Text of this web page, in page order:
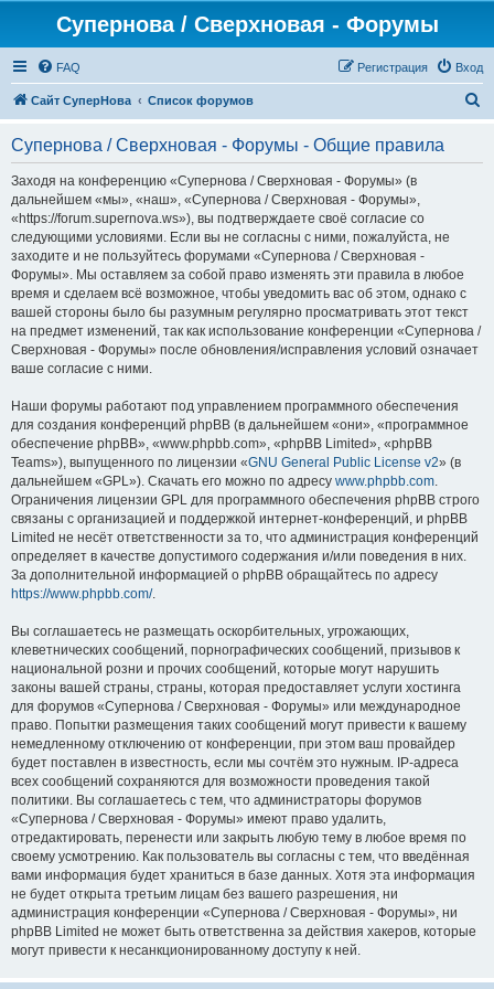
Супернова / Сверхновая - Форумы
FAQ Вход
Регистрация
Сайт СуперНова Список форумов
Супернова / Сверхновая - Форумы - Общие правила
Заходя на конференцию «Супернова / Сверхновая - Форумы» (в
дальнейшем «мы», «наш», «Супернова / Сверхновая - Форумы»,
«https://forum.supernova.ws»), вы подтверждаете своё согласие со
следующими условиями. Если вы не согласны с ними, пожалуйста, не
заходите и не пользуйтесь форумами «Супернова / Сверхновая -
Форумы». Мы оставляем за собой право изменять эти правила в любое
время и сделаем всё возможное, чтобы уведомить вас об этом, однако с
вашей стороны было бы разумным регулярно просматривать этот текст
на предмет изменений, так как использование конференции «Супернова /
Сверхновая - Форумы» после обновления/исправления условий означает
ваше согласие с ними.
Наши форумы работают под управлением программного обеспечения
для создания конференций phpBB (в дальнейшем «они», «программное
обеспечение phpBB», «www.phpbb.com», «phpBB Limited», «phpBB
Teams»), выпущенного по лицензии «GNU General Public License v2» (в
дальнейшем «GPL»). Скачать его можно по адресу www.phpbb.com.
Ограничения лицензии GPL для программного обеспечения phpBB строго
связаны с организацией и поддержкой интернет-конференций, и phpBB
Limited не несёт ответственности за то, что администрация конференций
определяет в качестве допустимого содержания и/или поведения в них.
За дополнительной информацией о phpBB обращайтесь по адресу
https://www.phpbb.com/.
Вы соглашаетесь не размещать оскорбительных, угрожающих,
клеветнических сообщений, порнографических сообщений, призывов к
национальной розни и прочих сообщений, которые могут нарушить
законы вашей страны, страны, которая предоставляет услуги хостинга
для форумов «Супернова / Сверхновая - Форумы» или международное
право. Попытки размещения таких сообщений могут привести к вашему
немедленному отключению от конференции, при этом ваш провайдер
будет поставлен в известность, если мы сочтём это нужным. IP-адреса
всех сообщений сохраняются для возможности проведения такой
политики. Вы соглашаетесь с тем, что администраторы форумов
«Супернова / Сверхновая - Форумы» имеют право удалить,
отредактировать, перенести или закрыть любую тему в любое время по
своему усмотрению. Как пользователь вы согласны с тем, что введённая
вами информация будет храниться в базе данных. Хотя эта информация
не будет открыта третьим лицам без вашего разрешения, ни
администрация конференции «Супернова / Сверхновая - Форумы», ни
phpBB Limited не может быть ответственна за действия хакеров, которые
могут привести к несанкционированному доступу к ней.